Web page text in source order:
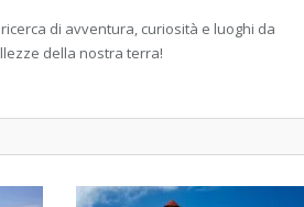
di avventura, curiosità e luoghi da
della nostra terra!